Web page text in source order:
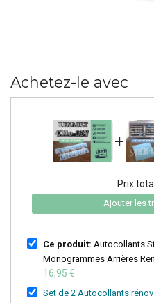
Achetez-le avec
+
Prix
Ajouter les
Ce produit: Autocollants
Monogrammes Arrières
16,95 €
Set de 2 Autocollants